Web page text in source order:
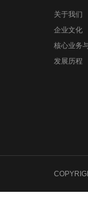
关于我们
企业文化
核心业务
发展历程